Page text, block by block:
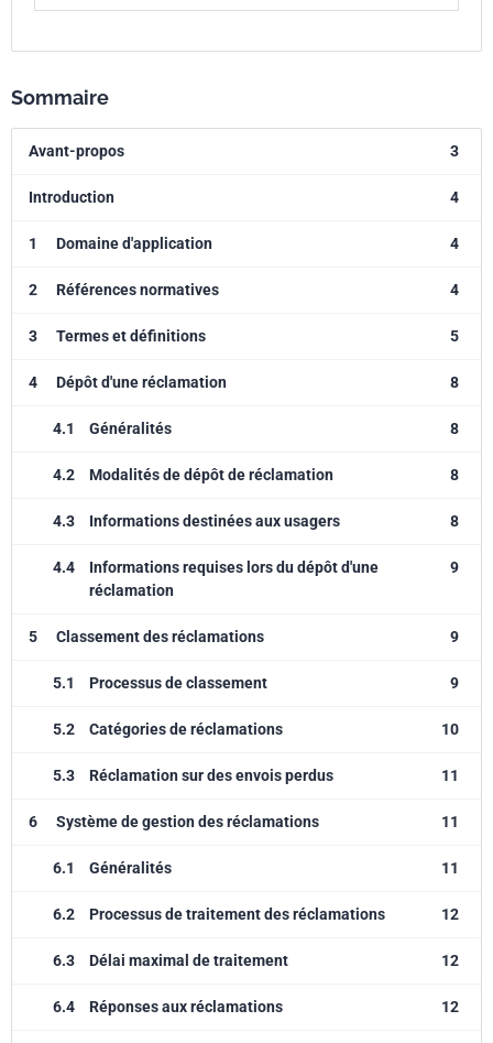
Sommaire
Avant-propos 3
Introduction 4
1 Domaine d'application 4
2 Références normatives 4
3 Termes et définitions 5
4 Dépôt d'une réclamation 8
4.1 Généralités 8
4.2 Modalités de dépôt de réclamation 8
4.3 Informations destinées aux usagers 8
4.4
Informations requises lors du dépôt d'une
réclamation
9
5 Classement des réclamations 9
5.1 Processus de classement 9
5.2 Catégories de réclamations 10
5.3 Réclamation sur des envois perdus 11
6 Système de gestion des réclamations 11
6.1 Généralités 11
6.2 Processus de traitement des réclamations 12
6.3 Délai maximal de traitement 12
6.4 Réponses aux réclamations 12